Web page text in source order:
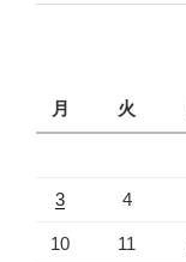
月
火
3 4
10 11